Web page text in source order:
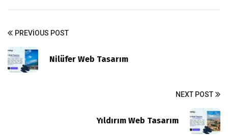
PREVIOUS POST
Nilüfer Web Tasarım
NEXT POST
Yıldırım Web Tasarım